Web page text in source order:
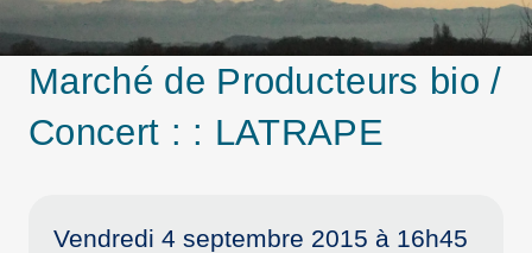
Marché de Producteurs bio /
Concert : : LATRAPE
Vendredi 4 septembre 2015 à 16h45